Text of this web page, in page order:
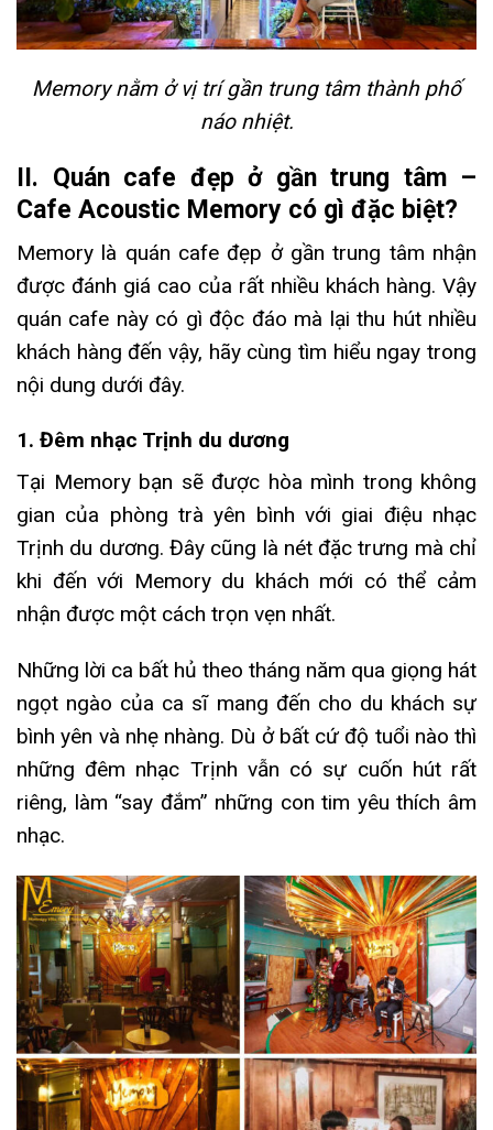
Memory nằm ở vị trí gần trung tâm thành phố
náo nhiệt.
II. Quán cafe đẹp ở gần trung tâm –
Cafe Acoustic Memory có gì đặc biệt?
Memory là quán cafe đẹp ở gần trung tâm nhận
được đánh giá cao của rất nhiều khách hàng. Vậy
quán cafe này có gì độc đáo mà lại thu hút nhiều
khách hàng đến vậy, hãy cùng tìm hiểu ngay trong
nội dung dưới đây.
1. Đêm nhạc Trịnh du dương
Tại Memory bạn sẽ được hòa mình trong không
gian của phòng trà yên bình với giai điệu nhạc
Trịnh du dương. Đây cũng là nét đặc trưng mà chỉ
khi đến với Memory du khách mới có thể cảm
nhận được một cách trọn vẹn nhất.
Những lời ca bất hủ theo tháng năm qua giọng hát
ngọt ngào của ca sĩ mang đến cho du khách sự
bình yên và nhẹ nhàng. Dù ở bất cứ độ tuổi nào thì
những đêm nhạc Trịnh vẫn có sự cuốn hút rất
riêng, làm “say đắm” những con tim yêu thích âm
nhạc.